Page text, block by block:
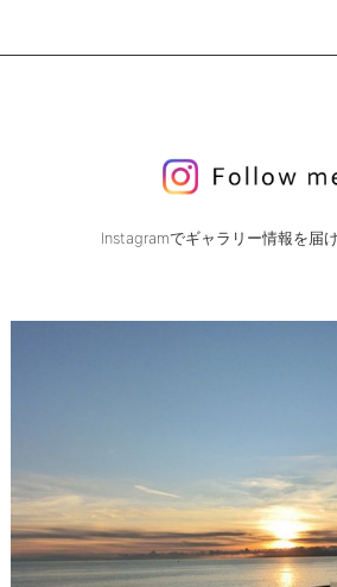
Instagramでギャラリー情報を届